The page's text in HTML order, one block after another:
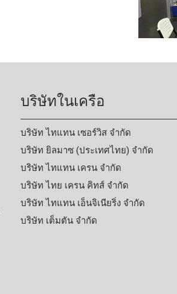
บริษัทในเครือ
บริษัท ไทแทน เซอร์วิส จำกัด
บริษัท ยิลมาซ (ประเทศไทย) จำกัด
บริษัท ไทแทน เครน จำกัด
บริษัท ไทย เครน คิทส์ จำกัด
บริษัท ไทแทน เอ็นจิเนียริ่ง จำกัด
บริษัท เต็มตัน จำกัด